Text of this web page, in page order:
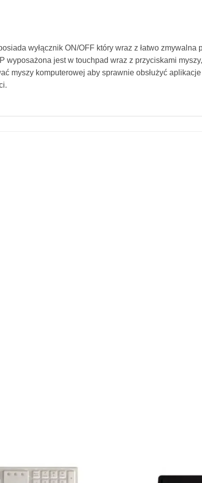
wyłącznik ON/OFF który wraz z łatwo zmywalna
wyposażona jest w touchpad wraz z przyciskami
myszy komputerowej aby sprawnie obsłużyć